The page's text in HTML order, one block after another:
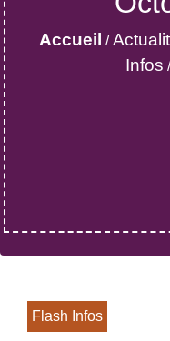
Accueil /
Infos
Flash Infos